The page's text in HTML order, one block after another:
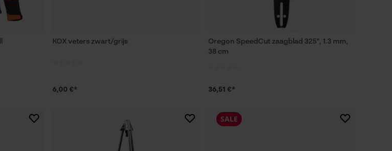
KOX veters zwart/grijs
6,00 €*
Oregon SpeedCut zaagblad 325", 1.3 mm,
38 cm
36,51 €*
SALE